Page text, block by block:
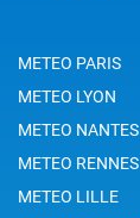
METEO PARIS
METEO LYON
METEO NANTES
METEO RENNES
METEO LILLE